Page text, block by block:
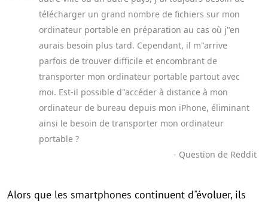
télécharger un grand nombre de fichiers sur mon
ordinateur portable en préparation au cas où j"en
aurais besoin plus tard. Cependant, il m"arrive
parfois de trouver difficile et encombrant de
transporter mon ordinateur portable partout avec
moi. Est-il possible d"accéder à distance à mon
ordinateur de bureau depuis mon iPhone, éliminant
ainsi le besoin de transporter mon ordinateur
portable ?
- Question de Reddit
Alors que les smartphones continuent d"évoluer, ils